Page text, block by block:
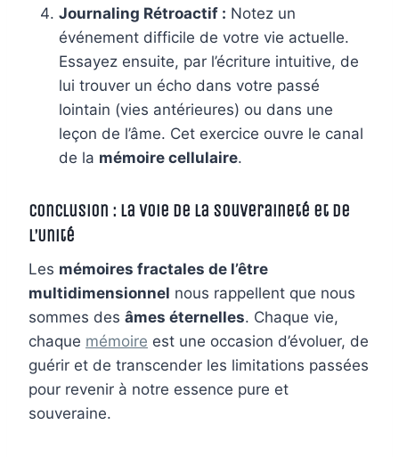
Journaling Rétroactif : Notez un
événement difficile de votre vie actuelle.
Essayez ensuite, par l’écriture intuitive, de
lui trouver un écho dans votre passé
lointain (vies antérieures) ou dans une
leçon de l’âme. Cet exercice ouvre le canal
de la mémoire cellulaire.
Conclusion : La Voie de la Souveraineté et de
l’Unité
Les mémoires fractales de l’être
multidimensionnel nous rappellent que nous
sommes des âmes éternelles. Chaque vie,
chaque mémoire est une occasion d’évoluer, de
guérir et de transcender les limitations passées
pour revenir à notre essence pure et
souveraine.